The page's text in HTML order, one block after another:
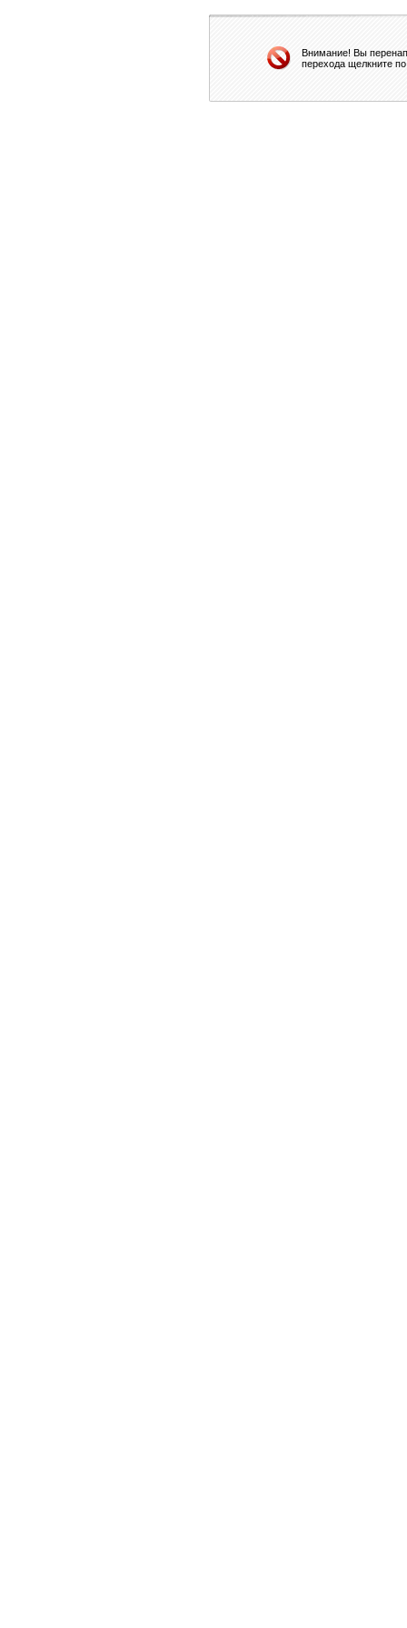
Внимание! Вы
перехода щелкните